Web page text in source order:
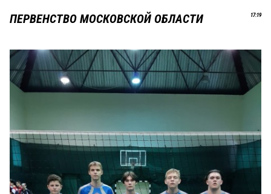
17:19
ПЕРВЕНСТВО МОСКОВСКОЙ ОБЛАСТИ